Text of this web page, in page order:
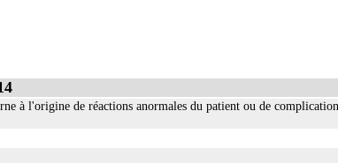
à l'origine de réactions anormales du patient ou de